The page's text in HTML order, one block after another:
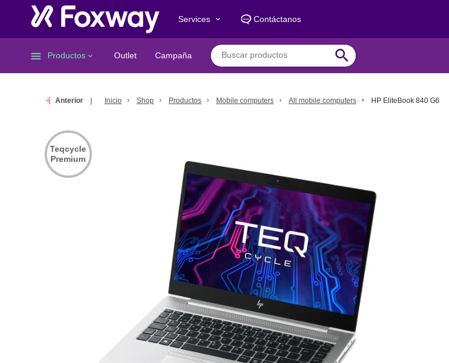
Services keyboard_arrow_down Contáctanos
menu Productos keyboard_arrow_down Outlet Campaña search
Anterior Inicio Shop Productos Mobile computers All mobile computers HP EliteBook 840 G6
Teqcycle
Premium